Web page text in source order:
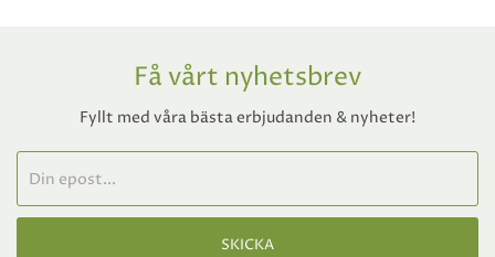
Få vårt nyhetsbrev
Fyllt med våra bästa erbjudanden & nyheter!
SKICKA